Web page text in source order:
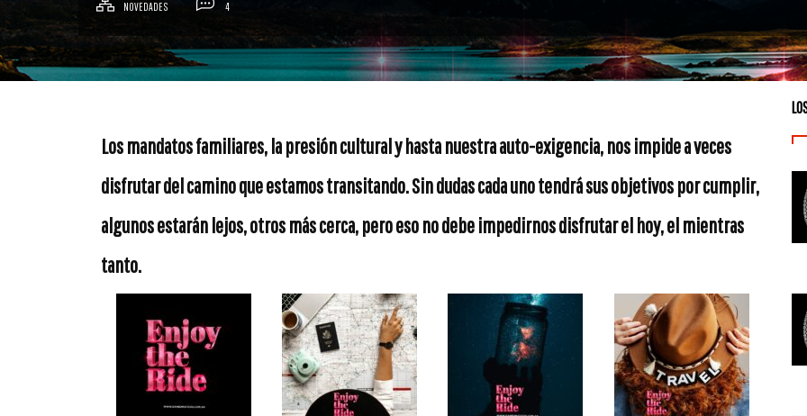
NOVEDADES 4
Los mandatos familiares, la presión cultural y hasta nuestra auto-exigencia, nos impide a veces
disfrutar del camino que estamos transitando. Sin dudas cada uno tendrá sus objetivos por cumplir,
algunos estarán lejos, otros más cerca, pero eso no debe impedirnos disfrutar el hoy, el mientras
tanto.